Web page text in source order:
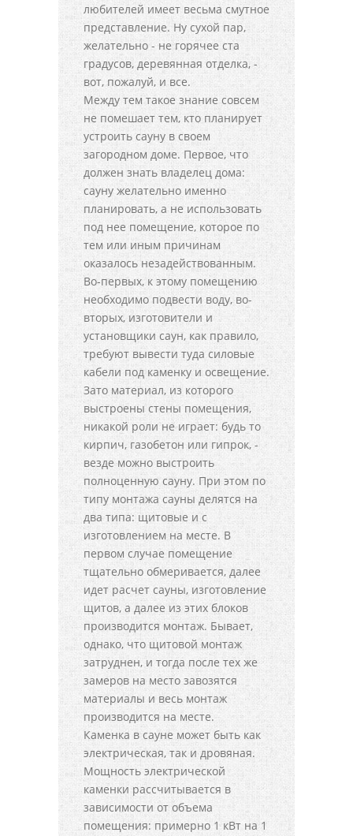
любителей имеет весьма смутное
представление. Ну сухой пар,
желательно - не горячее ста
градусов, деревянная отделка, -
вот, пожалуй, и все.
Между тем такое знание совсем
не помешает тем, кто планирует
устроить сауну в своем
загородном доме. Первое, что
должен знать владелец дома:
сауну желательно именно
планировать, а не использовать
под нее помещение, которое по
тем или иным причинам
оказалось незадействованным.
Во-первых, к этому помещению
необходимо подвести воду, во-
вторых, изготовители и
установщики саун, как правило,
требуют вывести туда силовые
кабели под каменку и освещение.
Зато материал, из которого
выстроены стены помещения,
никакой роли не играет: будь то
кирпич, газобетон или гипрок, -
везде можно выстроить
полноценную сауну. При этом по
типу монтажа сауны делятся на
два типа: щитовые и с
изготовлением на месте. В
первом случае помещение
тщательно обмеривается, далее
идет расчет сауны, изготовление
щитов, а далее из этих блоков
производится монтаж. Бывает,
однако, что щитовой монтаж
затруднен, и тогда после тех же
замеров на место завозятся
материалы и весь монтаж
производится на месте.
Каменка в сауне может быть как
электрическая, так и дровяная.
Мощность электрической
каменки рассчитывается в
зависимости от объема
помещения: примерно 1 кВт на 1